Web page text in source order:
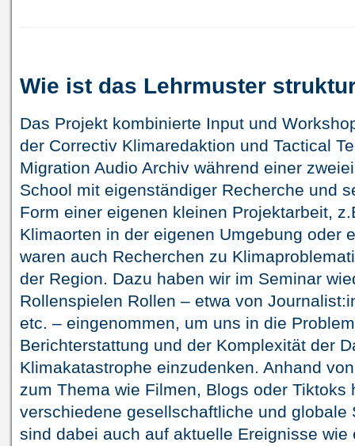
Wie ist das Lehrmuster
Das Projekt kombinierte Input und
der Correctiv Klimaredaktion und Tactical
Migration Audio Archiv während einer
School mit eigenständiger Recherche und
Form einer eigenen kleinen Projektarbeit,
Klimaorten in der eigenen Umgebung oder
waren auch Recherchen zu
der Region. Dazu haben wir im Seminar
Rollenspielen Rollen – etwa von
etc. – eingenommen, um uns in die
Berichterstattung und der Komplexität der
Klimakatastrophe einzudenken. Anhand
zum Thema wie Filmen, Blogs oder Tiktoks
verschiedene gesellschaftliche und globale
sind dabei auch auf aktuelle Ereignisse